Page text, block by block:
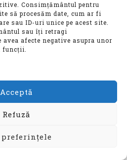
Consimțământul pentru
să procesăm date, cum ar fi
sau ID-uri unice pe acest site.
sau îți retragi
afecte negative asupra unor
Acceptă
Refuză
preferințele
Concerning Solana’s
Achievement
of Cups of Java with a Brew
visionary the mastermind
commenced his quest with
– two cups of coffee and
to him, these moments
exists as a significant
digital currency world,
value of billions.
Ethereum ETF
a staggering trading
historic event witnessed